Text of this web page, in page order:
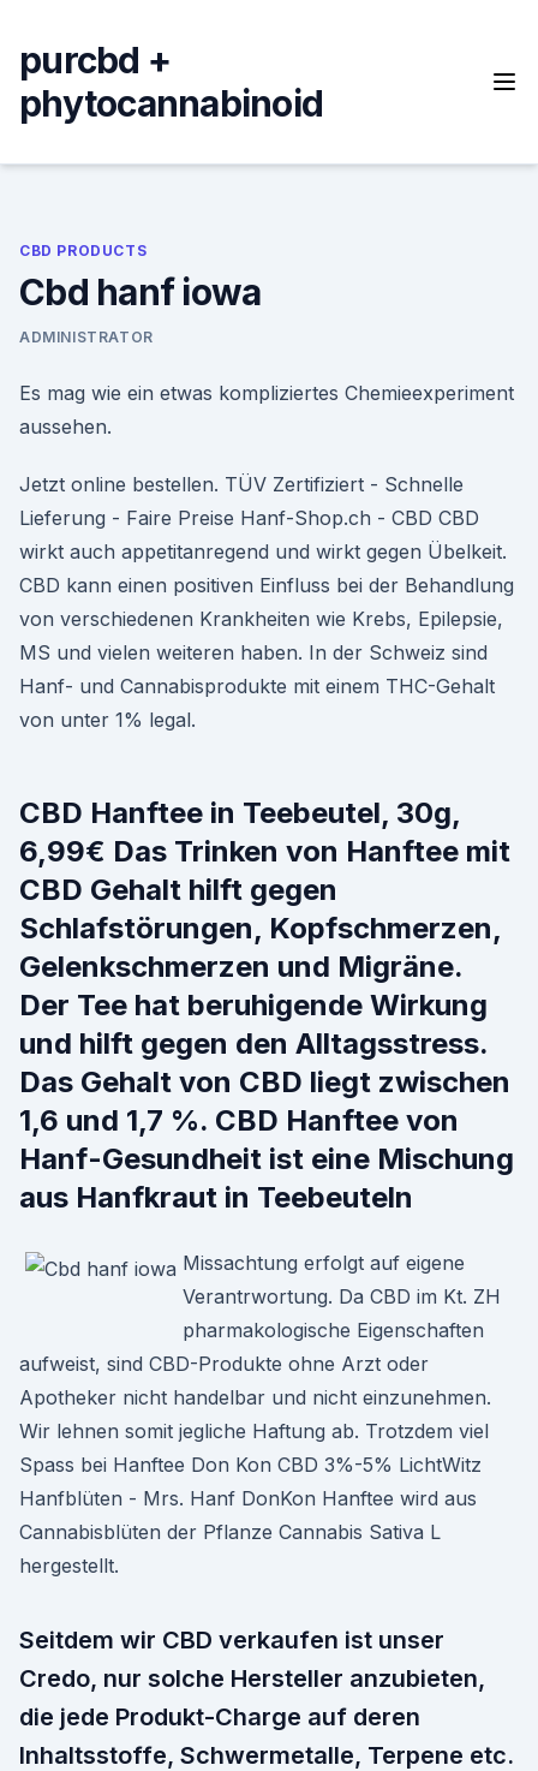
content
purcbd +
phytocannabinoid
CBD PRODUCTS
Cbd hanf iowa
ADMINISTRATOR
Es mag wie ein etwas kompliziertes Chemieexperiment
aussehen.
Jetzt online bestellen. TÜV Zertifiziert - Schnelle
Lieferung - Faire Preise Hanf-Shop.ch - CBD CBD
wirkt auch appetitanregend und wirkt gegen Übelkeit.
CBD kann einen positiven Einfluss bei der Behandlung
von verschiedenen Krankheiten wie Krebs, Epilepsie,
MS und vielen weiteren haben. In der Schweiz sind
Hanf- und Cannabisprodukte mit einem THC-Gehalt
von unter 1% legal.
CBD Hanftee in Teebeutel, 30g,
6,99€ Das Trinken von Hanftee mit
CBD Gehalt hilft gegen
Schlafstörungen, Kopfschmerzen,
Gelenkschmerzen und Migräne.
Der Tee hat beruhigende Wirkung
und hilft gegen den Alltagsstress.
Das Gehalt von CBD liegt zwischen
1,6 und 1,7 %. CBD Hanftee von
Hanf-Gesundheit ist eine Mischung
aus Hanfkraut in Teebeuteln
Missachtung erfolgt auf eigene
Verantrwortung. Da CBD im Kt. ZH
pharmakologische Eigenschaften
aufweist, sind CBD-Produkte ohne Arzt oder
Apotheker nicht handelbar und nicht einzunehmen.
Wir lehnen somit jegliche Haftung ab. Trotzdem viel
Spass bei Hanftee Don Kon CBD 3%-5% LichtWitz
Hanfblüten - Mrs. Hanf DonKon Hanftee wird aus
Cannabisblüten der Pflanze Cannabis Sativa L
hergestellt.
Seitdem wir CBD verkaufen ist unser
Credo, nur solche Hersteller anzubieten,
die jede Produkt-Charge auf deren
Inhaltsstoffe, Schwermetalle, Terpene etc.